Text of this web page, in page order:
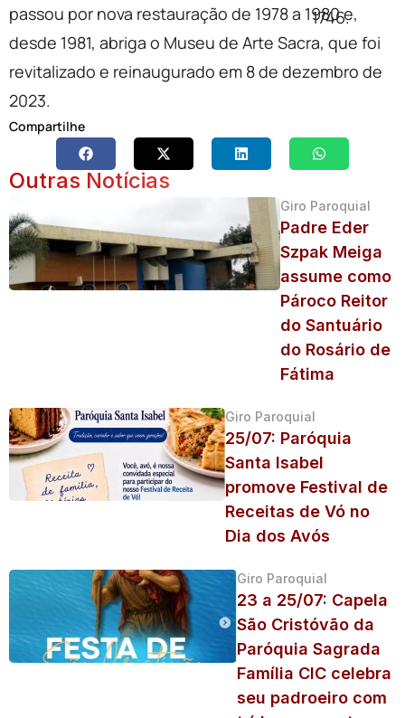
1746.
passou por nova restauração de 1978 a 1980 e,
desde 1981, abriga o Museu de Arte Sacra, que foi
revitalizado e reinaugurado em 8 de dezembro de
2023.
Compartilhe
Outras Notícias
Giro Paroquial
Padre Eder
Szpak Meiga
assume como
Pároco Reitor
do Santuário
do Rosário de
Fátima
Giro Paroquial
25/07: Paróquia
Santa Isabel
promove Festival de
Receitas de Vó no
Dia dos Avós
Giro Paroquial
23 a 25/07: Capela
São Cristóvão da
Paróquia Sagrada
Família CIC celebra
seu padroeiro com